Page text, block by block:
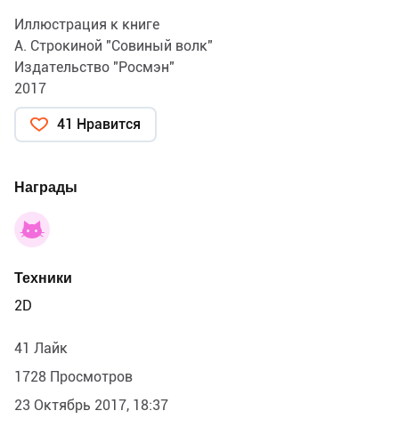
Иллюстрация к книге
А. Строкиной "Совиный волк"
Издательство "Росмэн"
2017
41 Нравится
Награды
Техники
2D
41 Лайк
1728 Просмотров
23 Октябрь 2017, 18:37